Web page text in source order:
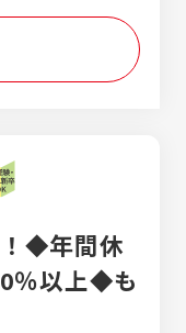
◆年間休
％以上◆も